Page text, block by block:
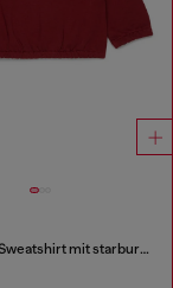
Baumwoll-Sweatshirt mit starburst Logo-Print